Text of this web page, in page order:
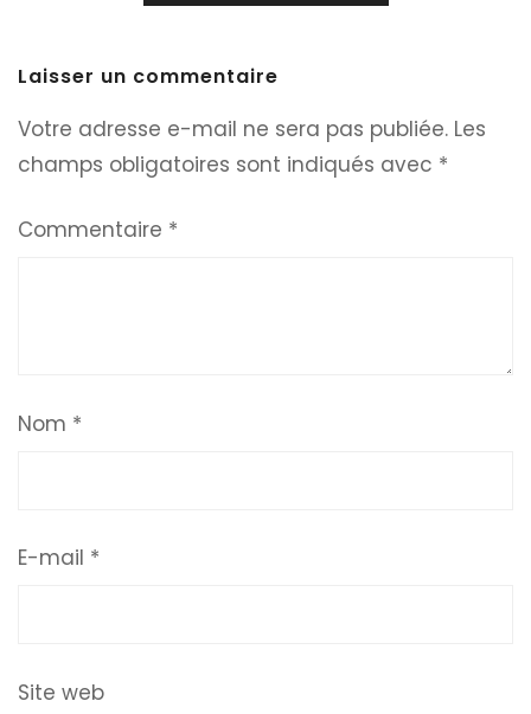
Laisser un commentaire
Votre adresse e-mail ne sera pas publiée. Les
champs obligatoires sont indiqués avec *
Commentaire *
Nom *
E-mail *
Site web